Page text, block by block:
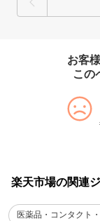
本来このようなこ
お客
この
楽天市場の関連
医薬品・コンタクト